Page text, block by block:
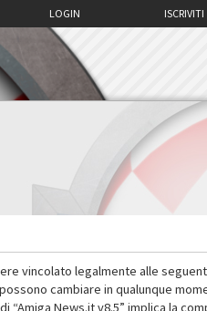
ISCRIVITI
LOGIN
vincolato legalmente alle
cambiare in qualunque
News.it v8.5” implica la